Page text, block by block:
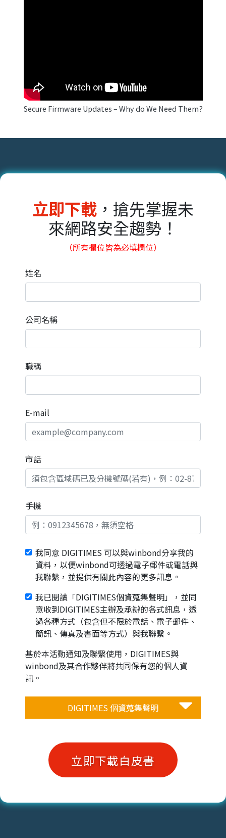
Secure Firmware Updates – Why do We Need Them?
立即下載 ，搶先掌握未
來網路安全趨勢！
（所有欄位皆為必填欄位）
姓名
公司名稱
職稱
E-mail
市話
手機
我同意 DIGITIMES 可以與winbond分享我的
資料，以便winbond可透過電子郵件或電話與
我聯繫，並提供有關此內容的更多訊息。
我已閱讀「DIGITIMES個資蒐集聲明」，並同
意收到DIGITIMES主辦及承辦的各式訊息，透
過各種方式（包含但不限於電話、電子郵件、
簡訊、傳真及書面等方式）與我聯繫。
基於本活動通知及聯繫使用，DIGITIMES與
winbond及其合作夥伴將共同保有您的個人資
訊。
DIGITIMES 個資蒐集聲明
立即下載白皮書